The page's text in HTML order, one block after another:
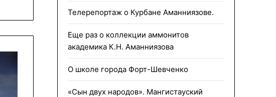
Телерепортаж о Курбане Аманниязове.
Еще раз о коллекции аммонитов
академика К.Н. Аманниязова
О школе города Форт-Шевченко
«Сын двух народов». Мангистауский